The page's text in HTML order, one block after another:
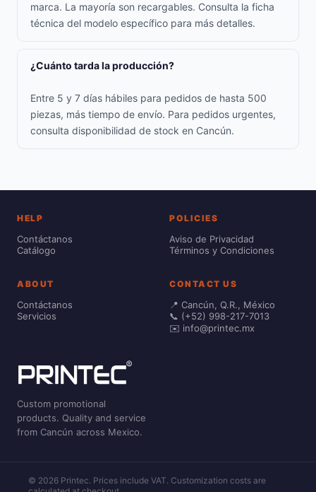
marca. La mayoría son recargables. Consulta la ficha
técnica del modelo específico para más detalles.
¿Cuánto tarda la producción?
Entre 5 y 7 días hábiles para pedidos de hasta 500
piezas, más tiempo de envío. Para pedidos urgentes,
consulta disponibilidad de stock en Cancún.
HELP
Contáctanos
Catálogo
POLICIES
Aviso de Privacidad
Términos y Condiciones
ABOUT
Contáctanos
Servicios
CONTACT US
📍 Cancún, Q.R., México
📞 (+52) 998-217-7013
✉️ info@printec.mx
Custom promotional
products. Quality and service
from Cancún across Mexico.
© 2026 Printec. Prices include VAT. Customization costs are